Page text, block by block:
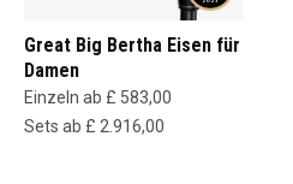
Great Big Bertha Eisen für
Damen
Einzeln ab £ 583,00
Sets ab £ 2.916,00